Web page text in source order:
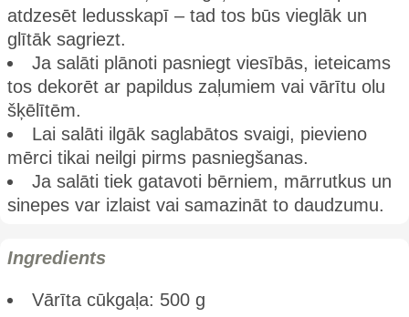
atdzesēt ledusskapī – tad tos būs vieglāk un
glītāk sagriezt.
Ja salāti plānoti pasniegt viesībās, ieteicams
tos dekorēt ar papildus zaļumiem vai vārītu olu
šķēlītēm.
Lai salāti ilgāk saglabātos svaigi, pievieno
mērci tikai neilgi pirms pasniegšanas.
Ja salāti tiek gatavoti bērniem, mārrutkus un
sinepes var izlaist vai samazināt to daudzumu.
Ingredients
Vārīta cūkgaļa: 500 g